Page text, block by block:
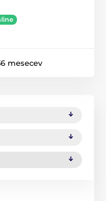
mesecev